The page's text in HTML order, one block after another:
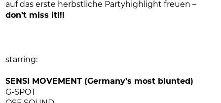
auf das erste herbstliche Partyhighlight freuen –
don’t miss it!!!
starring:
SENSI MOVEMENT (Germany’s most blunted)
G-SPOT